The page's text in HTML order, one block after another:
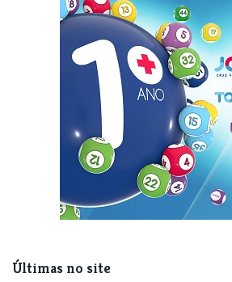
Últimas no site